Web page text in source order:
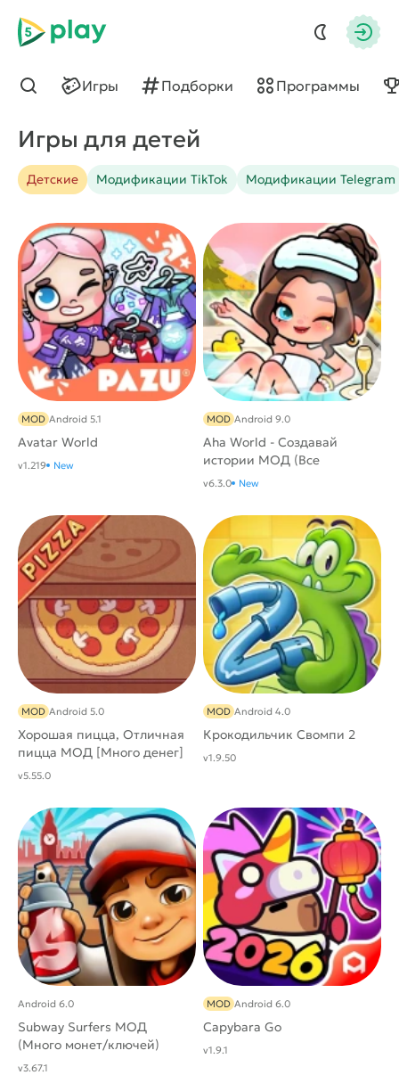
5play
Игры Подборки Программы
Найти
Игры для детей
Модификации TikTok Модификации Telegram
Детские
Avatar World
MOD Android 5.1
v1.219 New
Aha World - Создавай
истории МОД (Все
открыто)
MOD Android 9.0
v6.3.0 New
Хорошая пицца, Отличная
пицца МОД [Много денег]
MOD Android 5.0
v5.55.0
Крокодильчик Свомпи 2
MOD Android 4.0
v1.9.50
Subway Surfers МОД
(Много монет/ключей)
Android 6.0
v3.67.1
Capybara Go
MOD Android 6.0
v1.9.1